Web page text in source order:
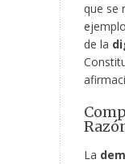
que se
de la
La